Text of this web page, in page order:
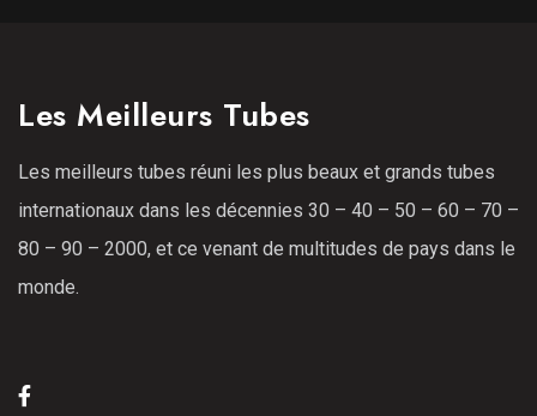
Les Meilleurs Tubes
Les meilleurs tubes réuni les plus beaux et grands tubes
internationaux dans les décennies 30 – 40 – 50 – 60 – 70 –
80 – 90 – 2000, et ce venant de multitudes de pays dans le
monde.